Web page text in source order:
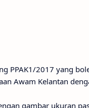
PPAK1/2017 yang
Awam Kelantan
gambar ukuran